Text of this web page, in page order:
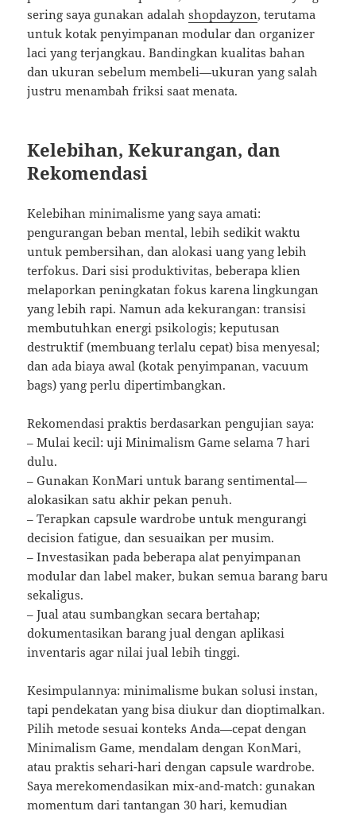
sering saya gunakan adalahshopdayzon, terutama
untuk kotak penyimpanan modular dan organizer
laci yang terjangkau. Bandingkan kualitas bahan
dan ukuran sebelum membeli—ukuran yang salah
justru menambah friksi saat menata.
Kelebihan, Kekurangan, dan
Rekomendasi
Kelebihan minimalisme yang saya amati:
pengurangan beban mental, lebih sedikit waktu
untuk pembersihan, dan alokasi uang yang lebih
terfokus. Dari sisi produktivitas, beberapa klien
melaporkan peningkatan fokus karena lingkungan
yang lebih rapi. Namun ada kekurangan: transisi
membutuhkan energi psikologis; keputusan
destruktif (membuang terlalu cepat) bisa menyesal;
dan ada biaya awal (kotak penyimpanan, vacuum
bags) yang perlu dipertimbangkan.
Rekomendasi praktis berdasarkan pengujian saya:
– Mulai kecil: uji Minimalism Game selama 7 hari
dulu.
– Gunakan KonMari untuk barang sentimental—
alokasikan satu akhir pekan penuh.
– Terapkan capsule wardrobe untuk mengurangi
decision fatigue, dan sesuaikan per musim.
– Investasikan pada beberapa alat penyimpanan
modular dan label maker, bukan semua barang baru
sekaligus.
– Jual atau sumbangkan secara bertahap;
dokumentasikan barang jual dengan aplikasi
inventaris agar nilai jual lebih tinggi.
Kesimpulannya: minimalisme bukan solusi instan,
tapi pendekatan yang bisa diukur dan dioptimalkan.
Pilih metode sesuai konteks Anda—cepat dengan
Minimalism Game, mendalam dengan KonMari,
atau praktis sehari-hari dengan capsule wardrobe.
Saya merekomendasikan mix-and-match: gunakan
momentum dari tantangan 30 hari, kemudian